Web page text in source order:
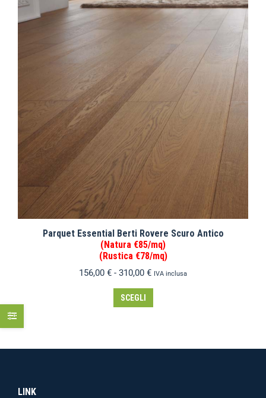
Parquet Essential Berti Rovere Scuro Antico
(Natura €85/mq)
(Rustica €78/mq)
156,00 € - 310,00 € IVA inclusa
SCEGLI
LINK